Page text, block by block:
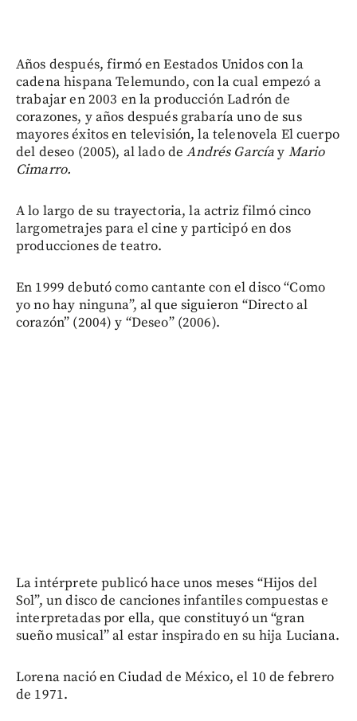
Años después, firmó en Eestados Unidos con la
cadena hispana Telemundo, con la cual empezó a
trabajar en 2003 en la producción Ladrón de
corazones, y años después grabaría uno de sus
mayores éxitos en televisión, la telenovela El cuerpo
del deseo (2005), al lado deAndrés Garcíay Mario
Cimarro.
A lo largo de su trayectoria, la actriz filmó cinco
largometrajes para el cine y participó en dos
producciones de teatro.
En 1999 debutó como cantante con el disco “Como
yo no hay ninguna”, al que siguieron “Directo al
corazón” (2004) y “Deseo” (2006).
La intérprete publicó hace unos meses “Hijos del
Sol”, un disco de canciones infantiles compuestas e
interpretadas por ella, que constituyó un “gran
sueño musical” al estar inspirado en su hija Luciana.
Lorena nació en Ciudad de México, el 10 de febrero
de 1971.